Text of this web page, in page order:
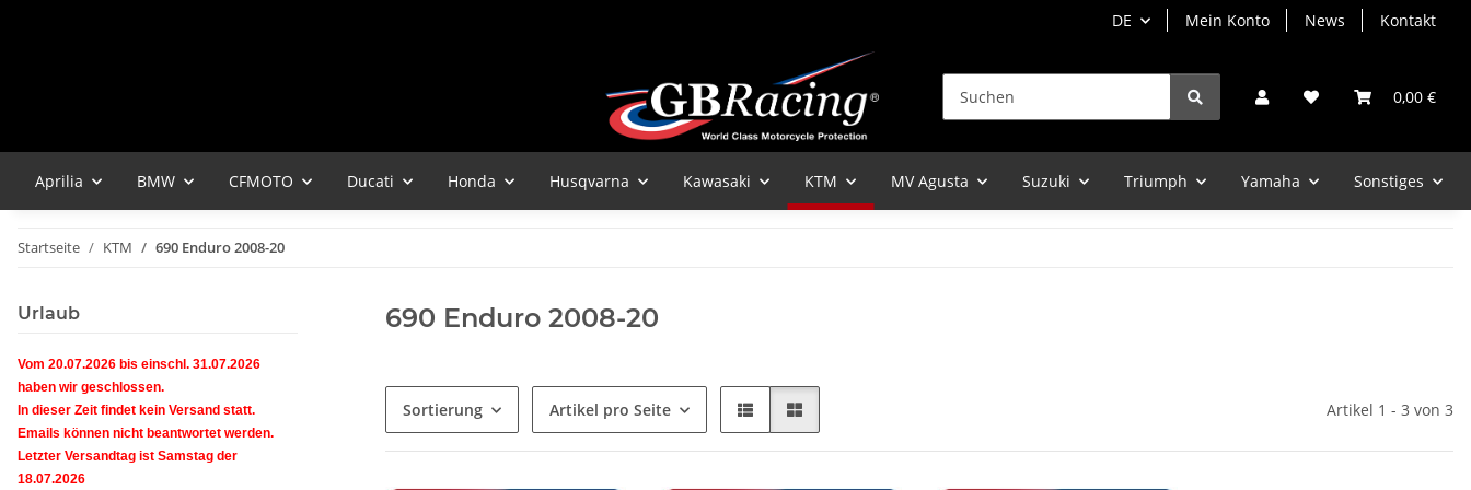
DE Mein Konto News Kontakt
0,00 €
Aprilia BMW CFMOTO Ducati Honda Husqvarna Kawasaki KTM MV Agusta Suzuki Triumph Yamaha Sonstiges
Startseite KTM 690 Enduro 2008-20
690 Enduro 2008-20
Sortierung Artikel pro Seite Artikel 1 - 3 von 3
Urlaub
Vom 20.07.2026 bis einschl. 31.07.2026
haben wir geschlossen.
In dieser Zeit findet kein Versand statt.
Emails können nicht beantwortet werden.
Letzter Versandtag ist Samstag der
18.07.2026